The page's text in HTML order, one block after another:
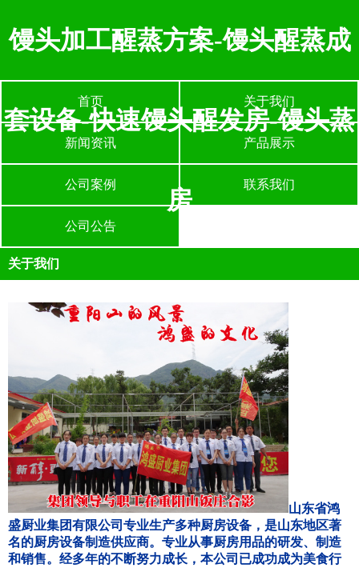
馒头加工醒蒸方案-馒头醒蒸成
套设备-快速馒头醒发房-馒头蒸
房
首页 关于我们
新闻资讯 产品展示
公司案例 联系我们
公司公告
关于我们
山东省鸿
盛厨业集团有限公司专业生产多种厨房设备，是山东地区著
名的厨房设备制造供应商。专业从事厨房用品的研发、制造
和销售。经多年的不断努力成长，本公司已成功成为美食行